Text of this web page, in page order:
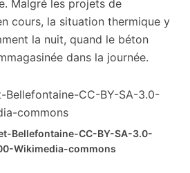
Malgré les projets de
cours, la situation thermique y
la nuit, quand le béton
dans la journée.
Bellefontaine-CC-BY-SA-3.0-
Wikimedia-commons